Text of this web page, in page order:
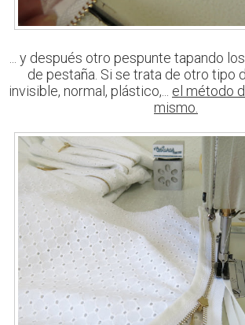
... y después otro pespunte tapando
de pestaña. Si se trata de otro tipo
invisible, normal, plástico,... el método
mismo.